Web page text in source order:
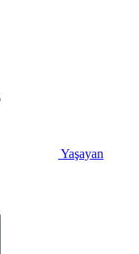
Yaşayan